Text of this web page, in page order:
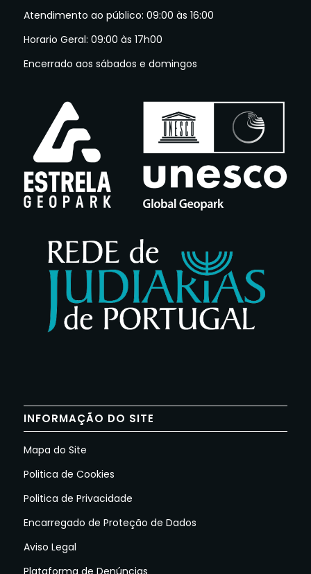
Atendimento ao público: 09:00 às 16:00
Horario Geral: 09:00 às 17h00
Encerrado aos sábados e domingos
INFORMAÇÃO DO SITE
Mapa do Site
Politica de Cookies
Politica de Privacidade
Encarregado de Proteção de Dados
Aviso Legal
Plataforma de Denúncias